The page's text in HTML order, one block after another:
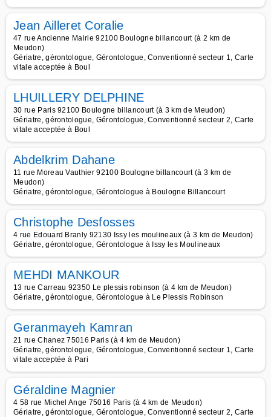
Jean Ailleret Coralie
47 rue Ancienne Mairie 92100 Boulogne billancourt (à 2 km de
Meudon)
Gériatre, gérontologue, Gérontologue, Conventionné secteur 1, Carte
vitale acceptée à Boul
LHUILLERY DELPHINE
30 rue Paris 92100 Boulogne billancourt (à 3 km de Meudon)
Gériatre, gérontologue, Gérontologue, Conventionné secteur 2, Carte
vitale acceptée à Boul
Abdelkrim Dahane
11 rue Moreau Vauthier 92100 Boulogne billancourt (à 3 km de
Meudon)
Gériatre, gérontologue, Gérontologue à Boulogne Billancourt
Christophe Desfosses
4 rue Edouard Branly 92130 Issy les moulineaux (à 3 km de Meudon)
Gériatre, gérontologue, Gérontologue à Issy les Moulineaux
MEHDI MANKOUR
13 rue Carreau 92350 Le plessis robinson (à 4 km de Meudon)
Gériatre, gérontologue, Gérontologue à Le Plessis Robinson
Geranmayeh Kamran
21 rue Chanez 75016 Paris (à 4 km de Meudon)
Gériatre, gérontologue, Gérontologue, Conventionné secteur 1, Carte
vitale acceptée à Pari
Géraldine Magnier
4 58 rue Michel Ange 75016 Paris (à 4 km de Meudon)
Gériatre, gérontologue, Gérontologue, Conventionné secteur 2, Carte